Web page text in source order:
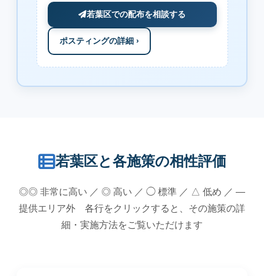
若葉区での配布を相談する
ポスティングの詳細 ›
若葉区と各施策の相性評価
◎◎ 非常に高い ／ ◎ 高い ／ ◯ 標準 ／ △ 低め ／ —
提供エリア外 各行をクリックすると、その施策の詳
細・実施方法をご覧いただけます